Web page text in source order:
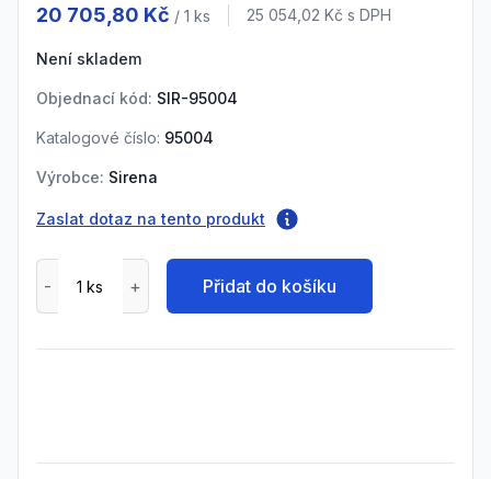
20 705,80 Kč / 1 ks Cena s DPH
25 054,02 Kč s DPH
Není skladem
Objednací kód: SIR-95004
Katalogové číslo: 95004
Výrobce: Sirena
Zaslat dotaz na tento produkt
Přidat do košíku